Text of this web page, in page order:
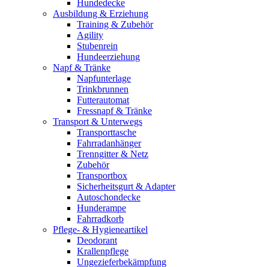
Hundedecke
Ausbildung & Erziehung
Training & Zubehör
Agility
Stubenrein
Hundeerziehung
Napf & Tränke
Napfunterlage
Trinkbrunnen
Futterautomat
Fressnapf & Tränke
Transport & Unterwegs
Transporttasche
Fahrradanhänger
Trenngitter & Netz
Zubehör
Transportbox
Sicherheitsgurt & Adapter
Autoschondecke
Hunderampe
Fahrradkorb
Pflege- & Hygieneartikel
Deodorant
Krallenpflege
Ungezieferbekämpfung